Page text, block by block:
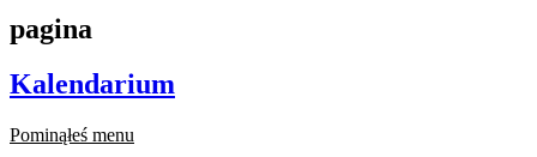
pagina
Kalendarium
Pominąłeś menu